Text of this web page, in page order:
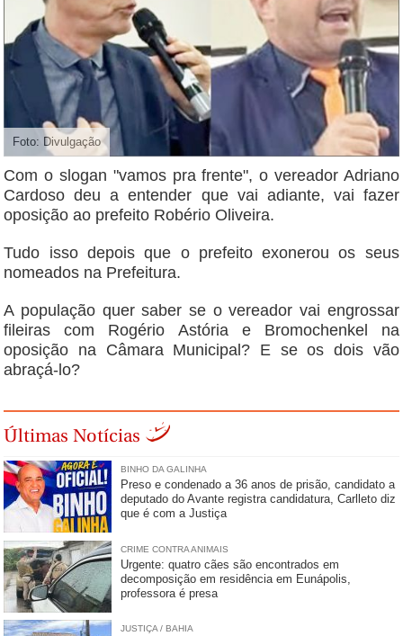
Foto: Divulgação
Com o slogan "vamos pra frente", o vereador Adriano
Cardoso deu a entender que vai adiante, vai fazer
oposição ao prefeito Robério Oliveira.
Tudo isso depois que o prefeito exonerou os seus
nomeados na Prefeitura.
A população quer saber se o vereador vai engrossar
fileiras com Rogério Astória e Bromochenkel na
oposição na Câmara Municipal? E se os dois vão
abraçá-lo?
Últimas Notícias
BINHO DA GALINHA
Preso e condenado a 36 anos de prisão, candidato a
deputado do Avante registra candidatura, Carlleto diz
que é com a Justiça
CRIME CONTRA ANIMAIS
Urgente: quatro cães são encontrados em
decomposição em residência em Eunápolis,
professora é presa
JUSTIÇA / BAHIA